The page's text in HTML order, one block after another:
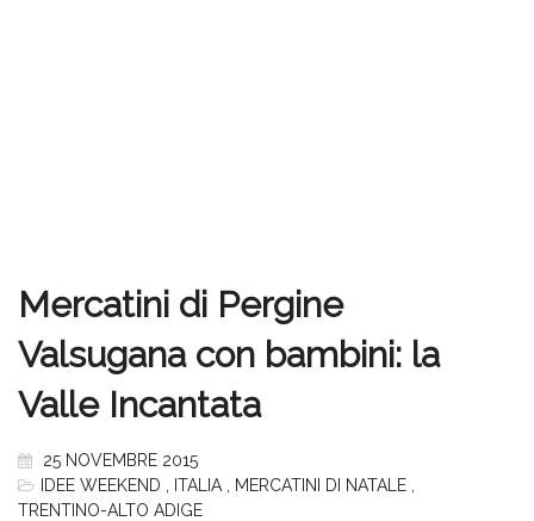
Mercatini di Pergine
Valsugana con bambini: la
Valle Incantata
25 NOVEMBRE 2015
IDEE WEEKEND
ITALIA MERCATINI DI NATALE
TRENTINO-ALTO ADIGE